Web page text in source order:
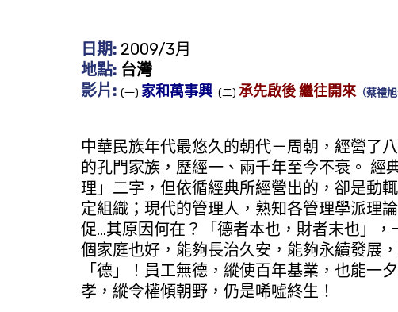
日期: 2009/3月
地點: 台灣
影片: (一) 家和萬事興 (二) 承先啟後 繼往開來（蔡禮旭
中華民族年代最悠久的朝代－周朝，經營了
的孔門家族，歷經一、兩千年至今不衰。 經
理」二字，但依循經典所經營出的，卻是動
定組織；現代的管理人，熟知各管理學派理
促…其原因何在？「德者本也，財者末也」，
個家庭也好，能夠長治久安，能夠永續發展
「德」！員工無德，縱使百年基業，也能一
孝，縱令權傾朝野，仍是唏噓終生！